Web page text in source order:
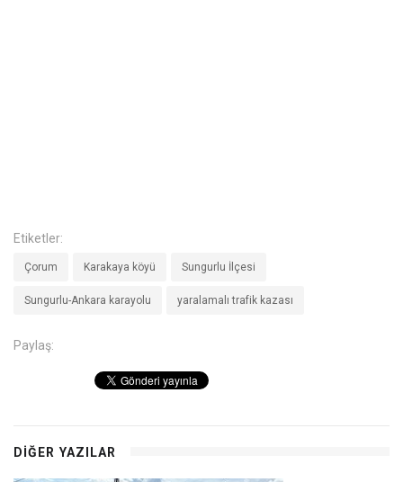
Etiketler:
Çorum Karakaya köyü Sungurlu İlçesi
Sungurlu-Ankara karayolu yaralamalı trafik kazası
Paylaş:
DIĞER YAZILAR